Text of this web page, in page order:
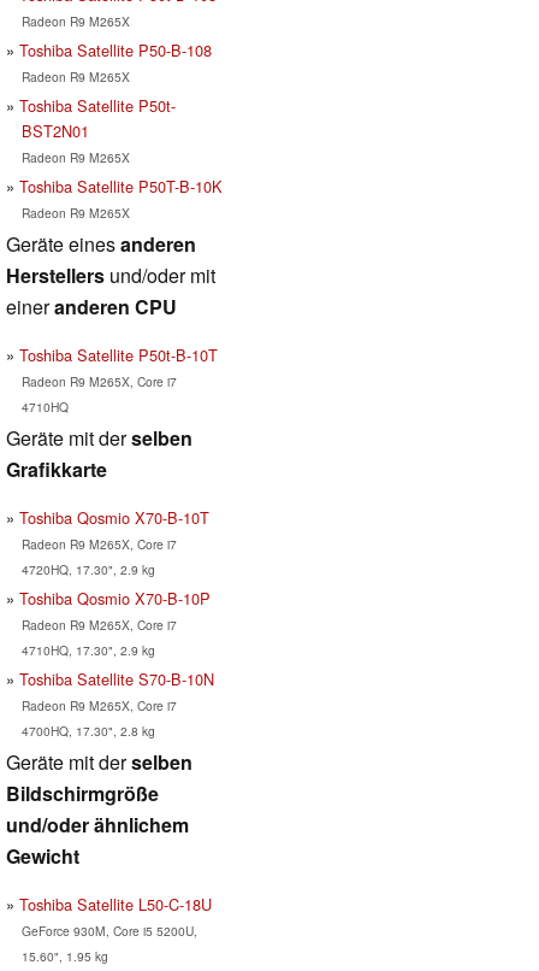
Radeon R9 M265X
Toshiba Satellite P50-B-108
Radeon R9 M265X
Toshiba Satellite P50t-
BST2N01
Radeon R9 M265X
Toshiba Satellite P50T-B-10K
Radeon R9 M265X
Geräte einesanderen
Herstellers und/oder mit
eineranderen CPU
Toshiba Satellite P50t-B-10T
Radeon R9 M265X, Core i7
4710HQ
Geräte mit derselben
Grafikkarte
Toshiba Qosmio X70-B-10T
Radeon R9 M265X, Core i7
4720HQ, 17.30", 2.9 kg
Toshiba Qosmio X70-B-10P
Radeon R9 M265X, Core i7
4710HQ, 17.30", 2.9 kg
Toshiba Satellite S70-B-10N
Radeon R9 M265X, Core i7
4700HQ, 17.30", 2.8 kg
Geräte mit derselben
Bildschirmgröße
und/oder ähnlichem
Gewicht
Toshiba Satellite L50-C-18U
GeForce 930M, Core i5 5200U,
15.60", 1.95 kg